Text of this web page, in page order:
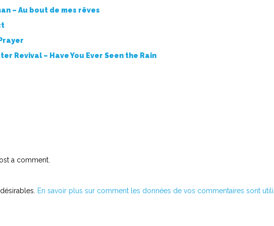
– Au bout de mes rêves
Revival – Have You Ever Seen the Rain
a comment.
En savoir plus sur comment les données de vos commentaires sont